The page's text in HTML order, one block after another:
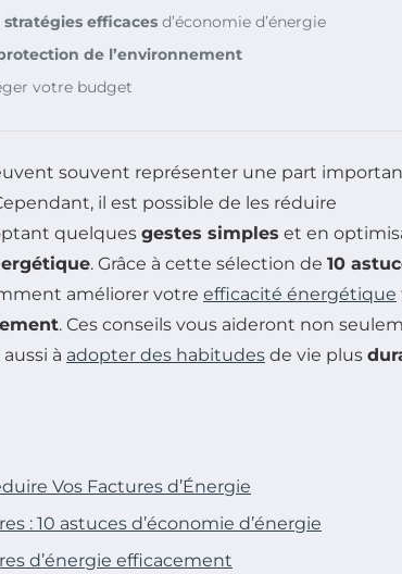
stratégies efficaces d’économie d’énergie
de l’environnement
votre budget
souvent représenter une part
il est possible de les réduire
quelques gestes simples et en
. Grâce à cette sélection de 10
améliorer votre efficacité énergétique
. Ces conseils vous aideront non
à adopter des habitudes de vie plus
Vos Factures d’Énergie
: 10 astuces d’économie d’énergie
d’énergie efficacement